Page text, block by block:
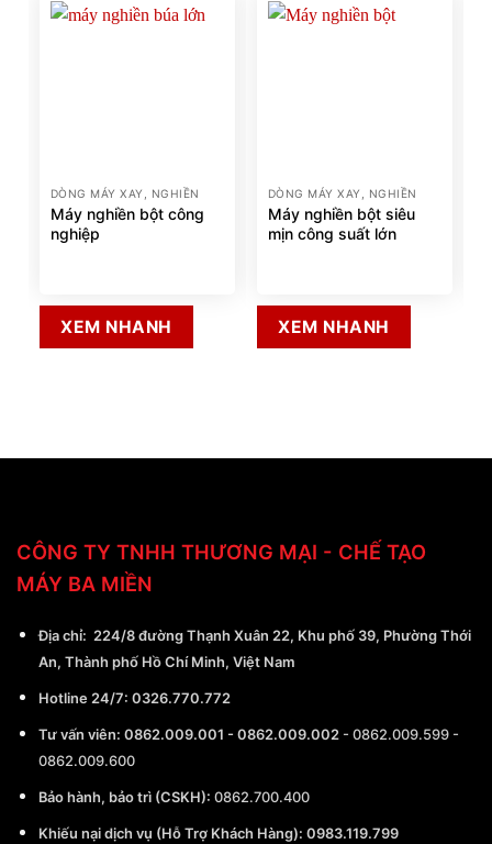
DÒNG MÁY XAY, NGHIỀN
Máy nghiền bột công
nghiệp
XEM NHANH
DÒNG MÁY XAY, NGHIỀN
Máy nghiền bột siêu
mịn công suất lớn
XEM NHANH
CÔNG TY TNHH THƯƠNG MẠI - CHẾ TẠO
MÁY BA MIỀN
Địa chỉ: 224/8 đường Thạnh Xuân 22, Khu phố 39, Phường Thới
An, Thành phố Hồ Chí Minh, Việt Nam
Hotline 24/7: 0326.770.772
Tư vấn viên: 0862.009.001 - 0862.009.002 - 0862.009.599 -
0862.009.600
Bảo hành, bảo trì (CSKH): 0862.700.400
Khiếu nại dịch vụ (Hỗ Trợ Khách Hàng): 0983.119.799